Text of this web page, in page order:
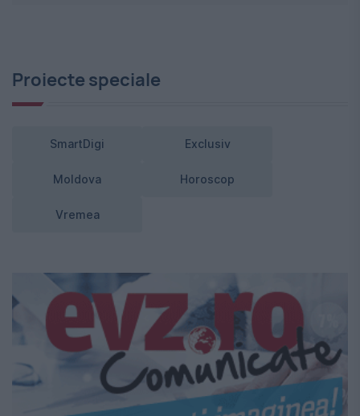
Proiecte speciale
SmartDigi Exclusiv
Moldova Horoscop
Vremea